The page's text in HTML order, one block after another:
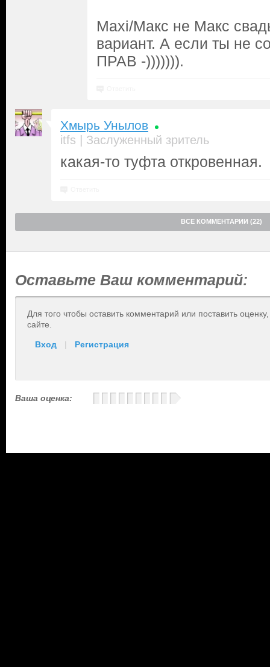
Maxi/Макс не Макс
вариант. А если ты не
ПРАВ -))))))).
Хмырь Унылов
itfs | Заслуженный зритель
какая-то туфта откровенная.
ВСЕ КОММЕНТАРИИ (22)
Оставьте Ваш комментарий:
Для того чтобы оставить комментарий или поставить
сайте.
Вход | Регистрация
Ваша оценка: